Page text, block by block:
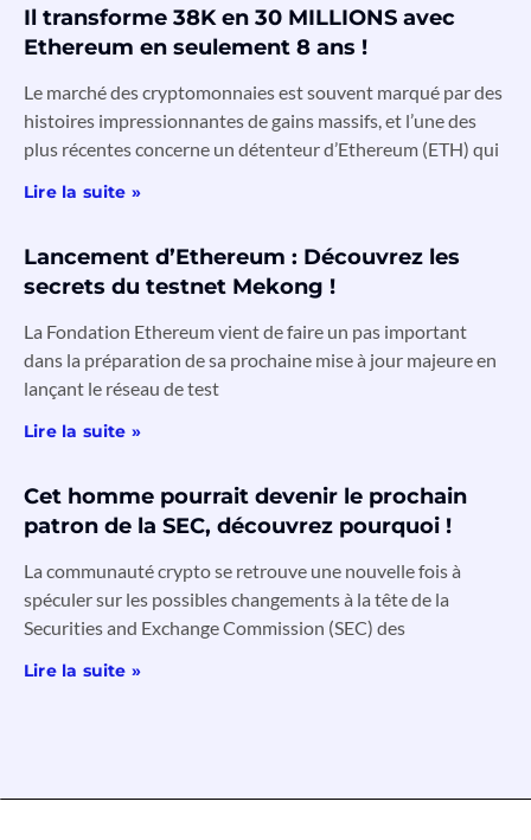
Il transforme 38K en 30 MILLIONS avec
Ethereum en seulement 8 ans !
Le marché des cryptomonnaies est souvent marqué par des
histoires impressionnantes de gains massifs, et l’une des
plus récentes concerne un détenteur d’Ethereum (ETH) qui
Lire la suite »
Lancement d’Ethereum : Découvrez les
secrets du testnet Mekong !
La Fondation Ethereum vient de faire un pas important
dans la préparation de sa prochaine mise à jour majeure en
lançant le réseau de test
Lire la suite »
Cet homme pourrait devenir le prochain
patron de la SEC, découvrez pourquoi !
La communauté crypto se retrouve une nouvelle fois à
spéculer sur les possibles changements à la tête de la
Securities and Exchange Commission (SEC) des
Lire la suite »